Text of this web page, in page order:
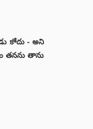
కాేదు - అని
తనను తాను